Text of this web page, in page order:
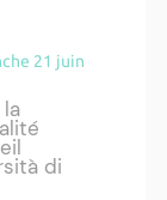
21 juin
di